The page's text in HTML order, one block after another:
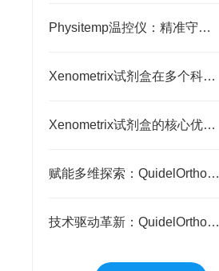
Physitemp温控仪：精准守护生命体征的科研利器
Xenometrix试剂盒在多个科学与医疗场景中得到广泛应用
Xenometrix试剂盒的核心优势科普
赋能多维探索：QuidelOrtho蛋白分析的全场景价值
技术驱动革新：QuidelOrtho蛋白分析的科研破局之路